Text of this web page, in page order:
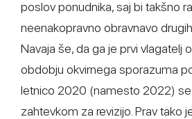
poslov ponudnika, saj bi takšno
neenakopravno obravnavo
Navaja še, da ga je prvi vlagatelj
obdobju okvirnega sporazuma
letnico 2020 (namesto 2022)
zahtevkom za revizijo. Prav tako